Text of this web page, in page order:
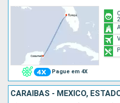
Pague em 4X
CARAIBAS - MEXICO,